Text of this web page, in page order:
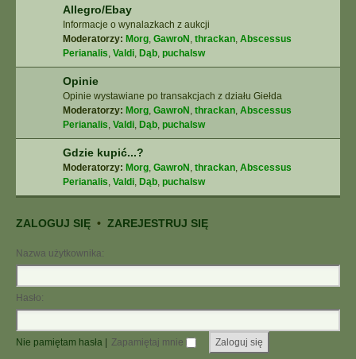
Allegro/Ebay
Informacje o wynalazkach z aukcji
Moderatorzy: Morg, GawroN , thrackan, Abscessus
Perianalis, Valdi, Dąb, puchalsw
Opinie
Opinie wystawiane po transakcjach z działu Giełda
Moderatorzy: Morg, GawroN , thrackan, Abscessus
Perianalis, Valdi, Dąb, puchalsw
Gdzie kupić...?
Moderatorzy: Morg, GawroN , thrackan, Abscessus
Perianalis, Valdi, Dąb, puchalsw
ZALOGUJ SIĘ • ZAREJESTRUJ SIĘ
Nazwa użytkownika:
Hasło:
Nie pamiętam hasła Zapamiętaj mnie